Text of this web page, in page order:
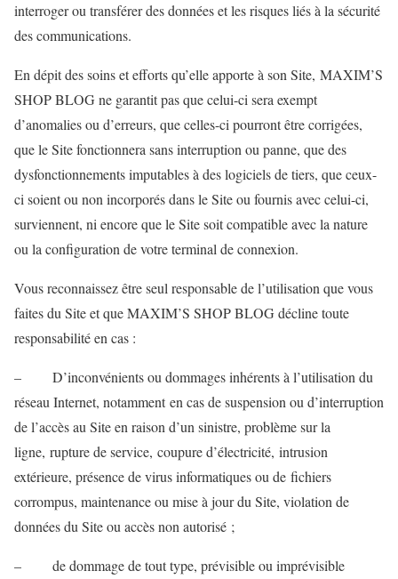
interroger ou transférer des données et les risques liés à la sécurité
des communications.
En dépit des soins et efforts qu’elle apporte à son Site, MAXIM’S
SHOP BLOG ne garantit pas que celui-ci sera exempt
d’anomalies ou d’erreurs, que celles-ci pourront être corrigées,
que le Site fonctionnera sans interruption ou panne, que des
dysfonctionnements imputables à des logiciels de tiers, que ceux-
ci soient ou non incorporés dans le Site ou fournis avec celui-ci,
surviennent, ni encore que le Site soit compatible avec la nature
ou la configuration de votre terminal de connexion.
Vous reconnaissez être seul responsable de l’utilisation que vous
faites du Site et que MAXIM’S SHOP BLOG décline toute
responsabilité en cas :
– D’inconvénients ou dommages inhérents à l’utilisation du
réseau Internet, notamment en cas de suspension ou d’interruption
de l’accès au Site en raison d’un sinistre, problème sur la
ligne, rupture de service, coupure d’électricité, intrusion
extérieure, présence de virus informatiques ou de fichiers
corrompus, maintenance ou mise à jour du Site, violation de
données du Site ou accès non autorisé ;
– de dommage de tout type, prévisible ou imprévisible